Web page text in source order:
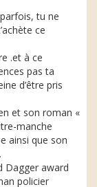
tu ne
ce
.et à ce
pas ta
d’être pris
et son roman «
manche
ainsi que son
Dagger award
policier